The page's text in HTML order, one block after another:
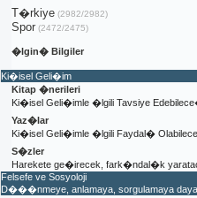
T�rkiye(2982/2982)
Spor(2472/2475)
�lgin� Bilgiler
Ki�isel Geli�im
Kitap �nerileri
Ki�isel Geli�imle �lgili Tavsiye
Yaz�lar
Ki�isel Geli�imle �lgili Faydal�
S�zler
Harekete ge�irecek, fark�ndal�k
Felsefe ve Sosyoloji
D���nmeye, anlamaya, sorgulamaya